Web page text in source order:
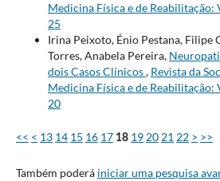
Medicina Física e de Reabilitação:
25
Irina Peixoto, Énio Pestana, Filipe
Torres, Anabela Pereira,
dois Casos Clínicos, Revista da
Medicina Física e de Reabilitação:
20
<< < 13 14 15 16 17 18 19202122 > >>
Também poderá iniciar uma pesquisa